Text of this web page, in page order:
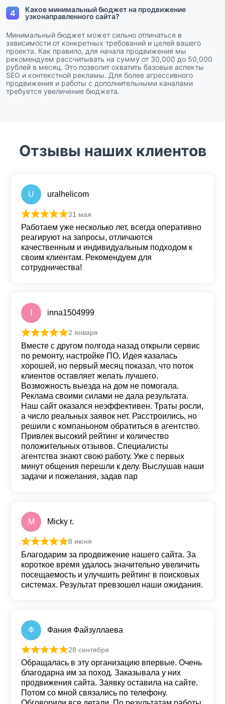
4
Каков минимальный бюджет на продвижение
узконаправленного сайта?
Минимальный бюджет может сильно отличаться в
зависимости от конкретных требований и целей вашего
проекта. Как правило, для начала продвижения мы
рекомендуем рассчитывать на сумму от 30,000 до 50,000
рублей в месяц. Это позволит охватить базовые аспекты
SEO и контекстной рекламы. Для более агрессивного
продвижения и работы с дополнительными каналами
требуется увеличение бюджета.
Отзывы наших клиентов
U uralhelicom
Оценка
31 мая
Работаем уже несколько лет, всегда оперативно
реагируют на запросы, отличаются
качественным и индивидуальным подходом к
своим клиентам. Рекомендуем для
сотрудничества!
inna1504999
Оценка из 5
2 января
Вместе с другом полгода назад открыли сервис
по ремонту, настройке ПО. Идея казалась
хорошей, но первый месяц показал, что поток
клиентов оставляет желать лучшего.
Возможность выезда на дом не помогала.
Реклама своими силами не дала результата.
Наш сайт оказался неэффективен. Траты росли,
а число реальных заявок нет. Расстроились, но
решили с компаньоном обратиться в агентство.
Привлек высокий рейтинг и количество
положительных отзывов. Специалисты
агентства знают свою работу. Уже с первых
минут общения перешли к делу. Выслушав наши
задачи и пожелания, задав пар
M Micky r.
Оценка
8 июня
Благодарим за продвижение нашего сайта. За
короткое время удалось значительно увеличить
посещаемость и улучшить рейтинг в поисковых
системах. Результат превзошел наши ожидания.
Ф Фания Файзуллаева
Оценка
28 сентября
Обращалась в эту организацию впервые. Очень
благодарна им за поход. Заказывала у них
продвижения сайта. Заявку оставила на сайте.
Потом со мной связались по телефону.